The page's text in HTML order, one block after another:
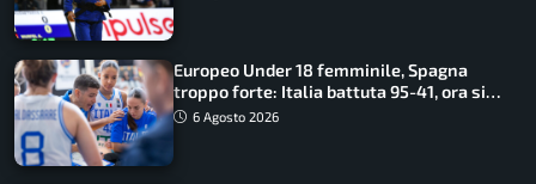
Europeo Under 18 femminile, Spagna
troppo forte: Italia battuta 95-41, ora si
gioca il Mondiale
6 Agosto 2026